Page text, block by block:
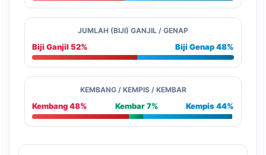
JUMLAH (BIJI) GANJIL / GENAP
Biji Ganjil 52% Biji Genap 48%
KEMBANG / KEMPIS / KEMBAR
Kembang 48% Kembar 7% Kempis 44%